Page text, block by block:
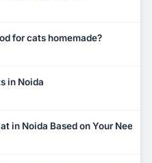
for cats homemade?
in Noida
in Noida Based on Your Needs